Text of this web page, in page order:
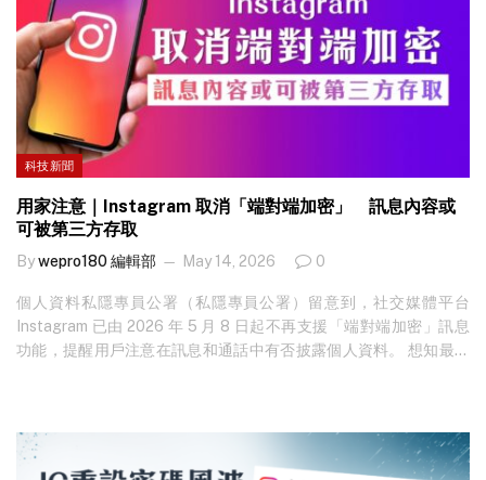
科技新聞
用家注意｜Instagram 取消「端對端加密」 訊息內容或
可被第三方存取
Bywepro180 編輯部 May 14, 2026 0
個人資料私隱專員公署（私隱專員公署）留意到，社交媒體平台
Instagram 已由 2026 年 5 月 8 日起不再支援「端對端加密」訊息
功能，提醒用戶注意在訊息和通話中有否披露個人資料。 想知最新
息，日後或可被第三者（包括平台）閱覽或存取。 私隱專員公署提
醒用戶留意有關社交媒體平台的相關更新，考慮是否需要在訊息和